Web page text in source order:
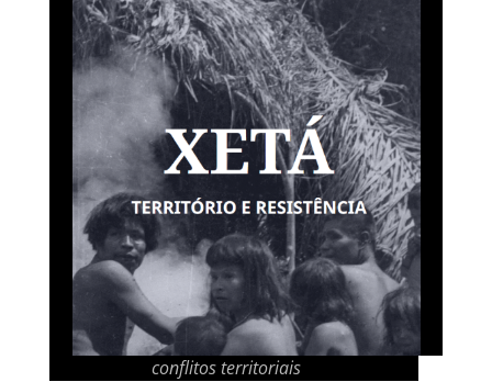
conflitos territoriais